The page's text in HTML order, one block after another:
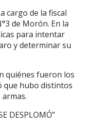
cargo de la fiscal
de Morón. En la
para intentar
y determinar su
quiénes fueron los
que hubo distintos
DESPLOMÓ”